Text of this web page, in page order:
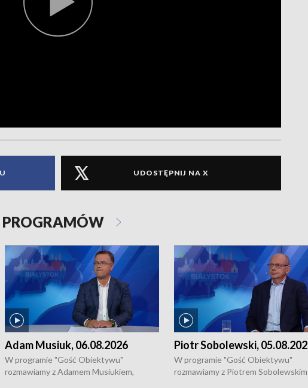
UDOSTĘPNIJ NA X
Adam Musiuk, 06.08.2026
W programie "Gość Obiektywu"
rozmawiamy z Adamem Musiukiem,
Piotr Sobolewski,
W programie "Gość Obiektywu"
rozmawiamy z Piotrem